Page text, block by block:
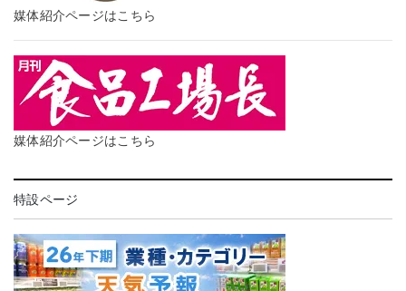
媒体紹介ページはこちら
媒体紹介ページはこちら
特設ページ